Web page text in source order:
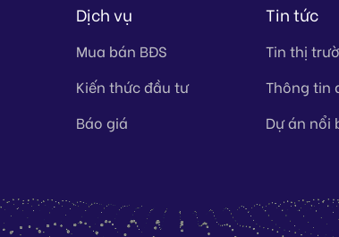
Dịch vụ
Mua bán BĐS
Kiến thức đầu tư
Báo giá
Tin tức
Tin thị
Thông tin
Dự án nổi